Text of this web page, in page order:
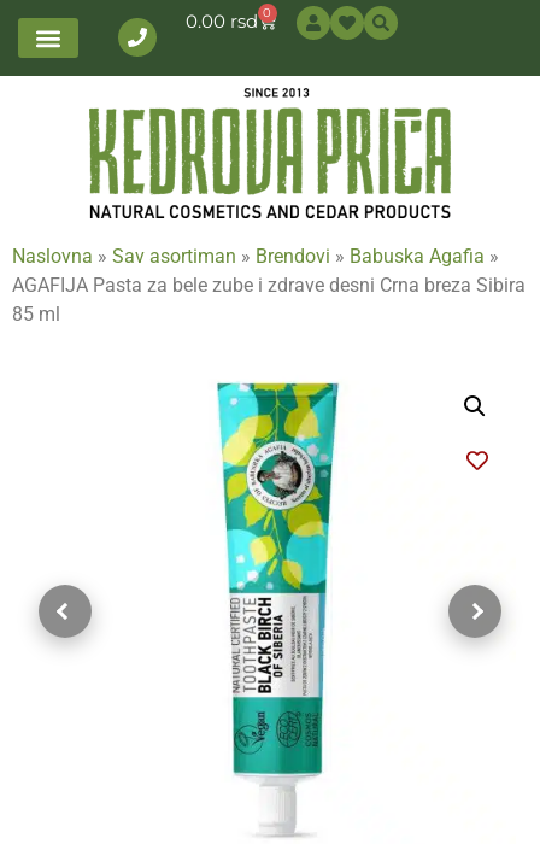
0.00 rsd 0
Naslovna » Sav asortiman » Brendovi » Babuska Agafia »
AGAFIJA Pasta za bele zube i zdrave desni Crna breza Sibira
85 ml